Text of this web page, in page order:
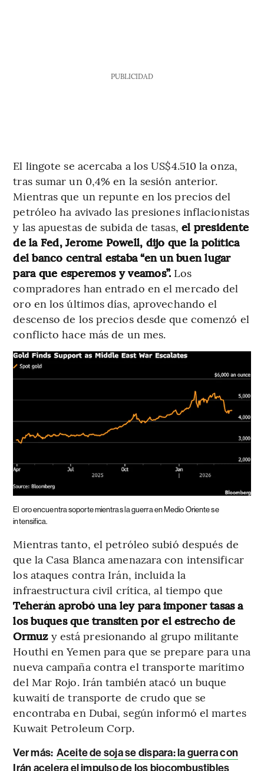
PUBLICIDAD
El lingote se acercaba a los US$4.510 la onza,
tras sumar un 0,4% en la sesión anterior.
Mientras que un repunte en los precios del
petróleo ha avivado las presiones inflacionistas
y las apuestas de subida de tasas, el presidente
de la Fed, Jerome Powell, dijo que la política
del banco central estaba “en un buen lugar
para que esperemos y veamos”. Los
compradores han entrado en el mercado del
oro en los últimos días, aprovechando el
descenso de los precios desde que comenzó el
conflicto hace más de un mes.
El oro encuentra soporte mientras la guerra en Medio Oriente se
intensifica.
Mientras tanto, el petróleo subió después de
que la Casa Blanca amenazara con intensificar
los ataques contra Irán, incluida la
infraestructura civil crítica, al tiempo que
Teherán aprobó una ley para imponer tasas a
los buques que transiten por el estrecho de
Ormuzy está presionando al grupo militante
Houthi en Yemen para que se prepare para una
nueva campaña contra el transporte marítimo
del Mar Rojo. Irán también atacó un buque
kuwaití de transporte de crudo que se
encontraba en Dubai, según informó el martes
Kuwait Petroleum Corp.
Ver más: Aceite de soja se dispara: la guerra con
Irán acelera el impulso de los biocombustibles